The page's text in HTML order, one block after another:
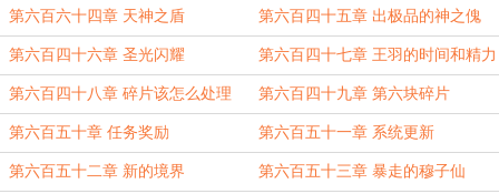
要随意插手。 能掌控输出。
第六百六十四章 天神之盾 第六百四十五章 出极品的神之傀
儡。
第六百四十六章 圣光闪耀 第六百四十七章 王羽的时间和精力
第六百四十八章 碎片该怎么处理 第六百四十九章 第六块碎片
第六百五十章 任务奖励 第六百五十一章 系统更新
第六百五十二章 新的境界 第六百五十三章 暴走的穆子仙